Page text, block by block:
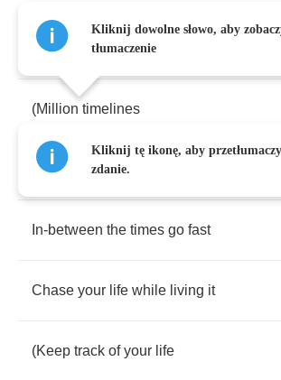
With the other far ahead
(Million timelines
Million lifetimes
In-between the times go fast
Chase your life while living it
(Keep track of your life
Kliknij dowolne słowo, aby
tłumaczenie
Kliknij tę ikonę, aby
zdanie.